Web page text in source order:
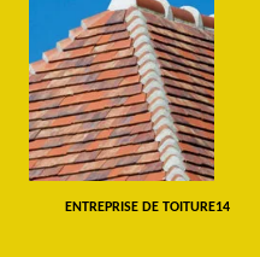
ENTREPRISE DE TOITURE14